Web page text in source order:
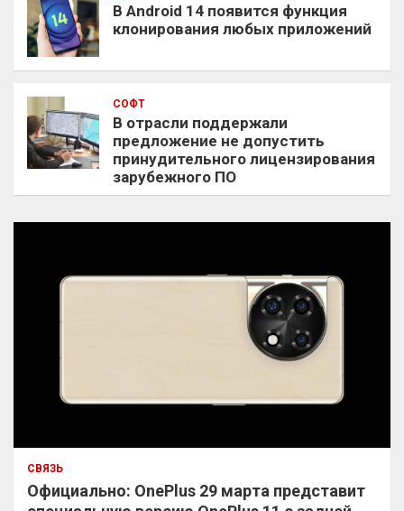
В Android 14 появится функция
клонирования любых приложений
СОФТ
В отрасли поддержали
предложение не допустить
принудительного лицензирования
зарубежного ПО
СВЯЗЬ
Официально: OnePlus 29 марта представит